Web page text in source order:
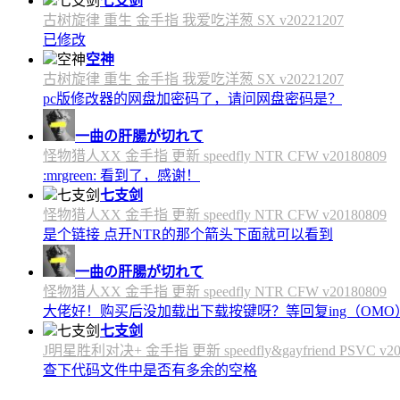
古树旋律 重生 金手指 我爱吃洋葱 SX v20221207
已修改
空神
古树旋律 重生 金手指 我爱吃洋葱 SX v20221207
pc版修改器的网盘加密码了，请问网盘密码是？
一曲の肝腸が切れて
怪物猎人XX 金手指 更新 speedfly NTR CFW v20180809
:mrgreen: 看到了，感谢！
七支剑
怪物猎人XX 金手指 更新 speedfly NTR CFW v20180809
是个链接 点开NTR的那个箭头下面就可以看到
一曲の肝腸が切れて
怪物猎人XX 金手指 更新 speedfly NTR CFW v20180809
大佬好！购买后没加载出下载按键呀？等回复ing（OMO
七支剑
J明星胜利对决+ 金手指 更新 speedfly&gayfriend PSVC
查下代码文件中是否有多余的空格